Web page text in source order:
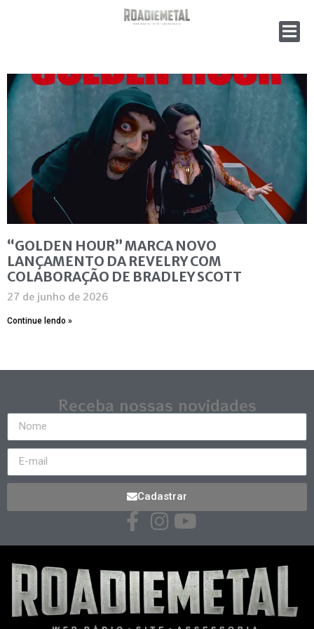
“GOLDEN HOUR” MARCA NOVO
LANÇAMENTO DA REVELRY COM
COLABORAÇÃO DE BRADLEY SCOTT
27 de junho de 2026
Continue lendo »
Receba nossas novidades
Cadastrar